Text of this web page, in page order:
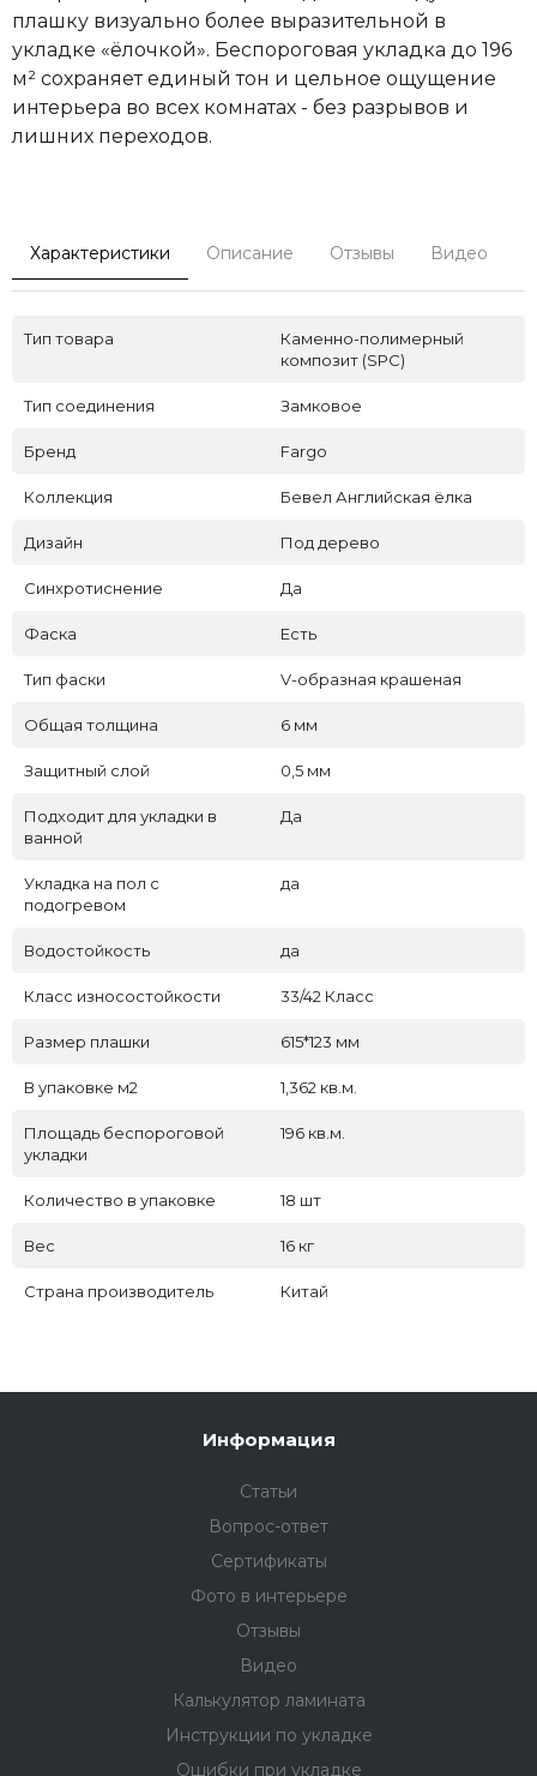
плашку визуально более выразительной в
укладке «ёлочкой». Беспороговая укладка до 196
м² сохраняет единый тон и цельное ощущение
интерьера во всех комнатах - без разрывов и
лишних переходов.
Характеристики Описание Отзывы Видео
Тип товара
Каменно-полимерный
композит (SPC)
Тип соединения Замковое
Бренд Fargo
Коллекция Бевел Английская ёлка
Дизайн Под дерево
Синхротиснение Да
Фаска Есть
Тип фаски V-образная крашеная
Общая толщина 6 мм
Защитный слой 0,5 мм
Подходит для укладки в
ванной
Да
Укладка на пол c
подогревом
да
Водостойкость да
Класс износостойкости 33/42 Класс
Размер плашки 615*123 мм
В упаковке м2 1,362 кв.м.
Площадь беспороговой
укладки
196 кв.м.
Количество в упаковке 18 шт
Вес 16 кг
Страна производитель Китай
Информация
Статьи
Вопрос-ответ
Сертификаты
Фото в интерьере
Отзывы
Видео
Калькулятор ламината
Инструкции по укладке
Ошибки при укладке